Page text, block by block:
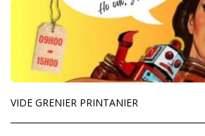
VIDE GRENIER PRINTANIER